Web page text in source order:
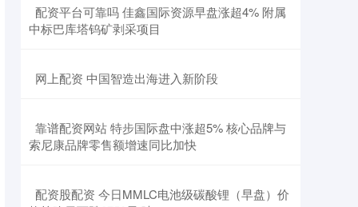
​配资平台可靠吗 佳鑫国际资源早盘涨超4% 附属
中标巴库塔钨矿剥采项目
​网上配资 中国智造出海进入新阶段
​靠谱配资网站 特步国际盘中涨超5% 核心品牌与
索尼康品牌零售额增速同比加快
​配资股配资 今日MMLC电池级碳酸锂（早盘）价